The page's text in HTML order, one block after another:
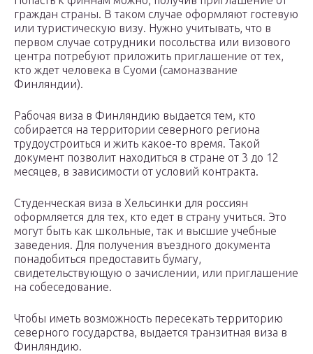
граждан страны. В таком случае оформляют гостевую
или туристическую визу. Нужно учитывать, что в
первом случае сотрудники посольства или визового
центра потребуют приложить приглашение от тех,
кто ждет человека в Суоми (самоназвание
Финляндии).
Рабочая виза в Финляндию выдается тем, кто
собирается на территории северного региона
трудоустроиться и жить какое-то время. Такой
документ позволит находиться в стране от 3 до 12
месяцев, в зависимости от условий контракта.
Студенческая виза в Хельсинки для россиян
оформляется для тех, кто едет в страну учиться. Это
могут быть как школьные, так и высшие учебные
заведения. Для получения въездного документа
понадобиться предоставить бумагу,
свидетельствующую о зачислении, или приглашение
на собеседование.
Чтобы иметь возможность пересекать территорию
северного государства, выдается транзитная виза в
Финляндию.